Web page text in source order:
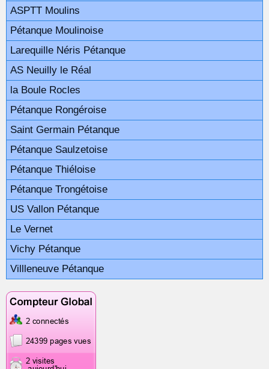
ASPTT Moulins
Pétanque Moulinoise
Larequille Néris Pétanque
AS Neuilly le Réal
la Boule Rocles
Pétanque Rongéroise
Saint Germain Pétanque
Pétanque Saulzetoise
Pétanque Thiéloise
Pétanque Trongétoise
US Vallon Pétanque
Le Vernet
Vichy Pétanque
Villleneuve Pétanque